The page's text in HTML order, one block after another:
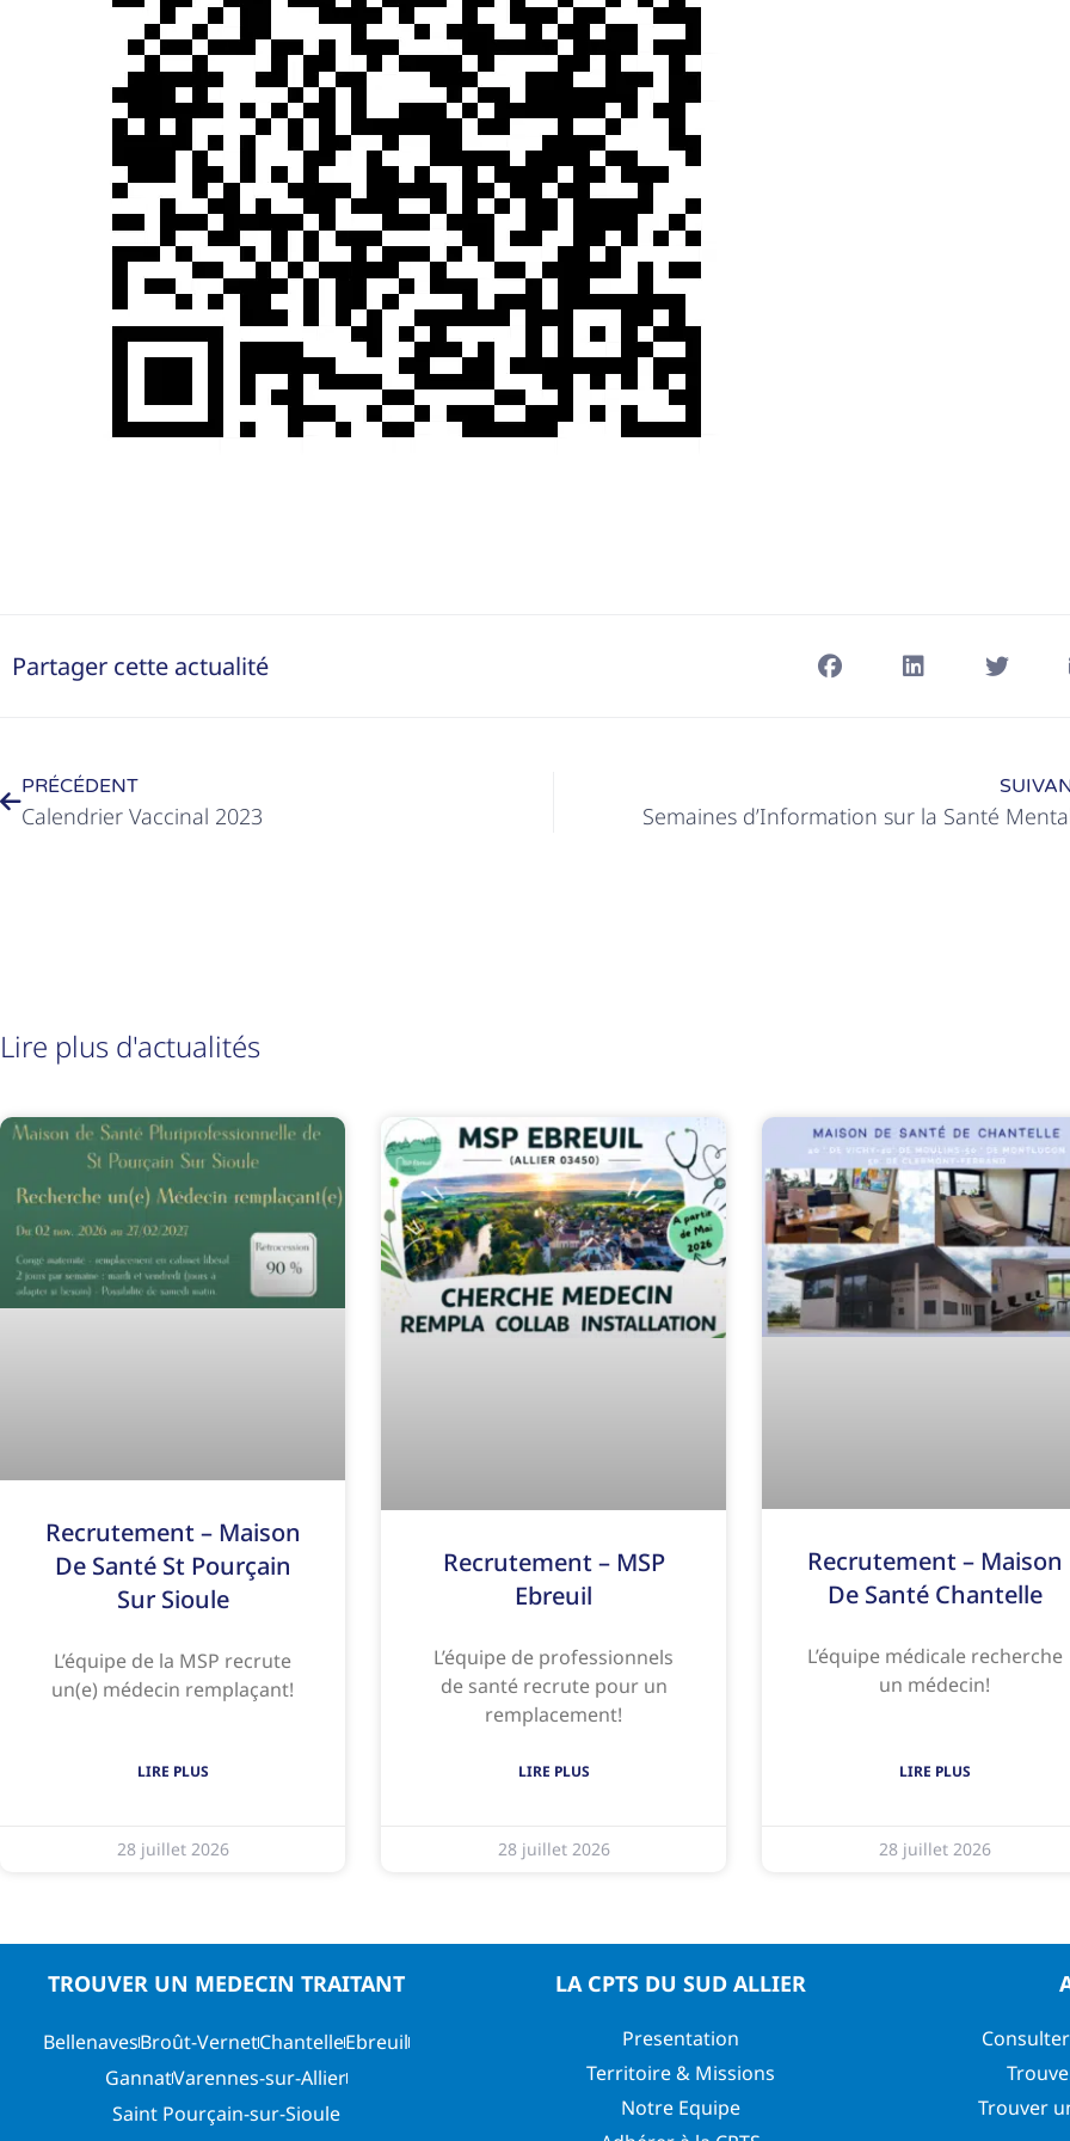
Partager cette actualité
PRÉCÉDENT
Calendrier Vaccinal 2023 Semaines d’Information sur la Santé
Lire plus d'actualités
Recrutement – Maison
De Santé St Pourçain
Sur Sioule
L’équipe de la MSP recrute
un(e) médecin remplaçant!
LIRE PLUS
28 juillet 2026
Recrutement – MSP
Ebreuil
L’équipe de professionnels
de santé recrute pour un
remplacement!
LIRE PLUS
28 juillet 2026
Recrutement – Maison
De Santé Chantelle
L’équipe médicale recherche
un médecin!
LIRE PLUS
28 juillet 2026
TROUVER UN MEDECIN TRAITANT
BellenavesBroût-VernetChantelleEbreuil
GannatVarennes-sur-Allier
Saint Pourçain-sur-Sioule
LA CPTS DU SUD ALLIER
Presentation
Territoire & Missions
Notre Equipe
Trouver